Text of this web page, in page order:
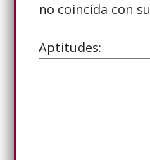
no coincida con
Aptitudes: